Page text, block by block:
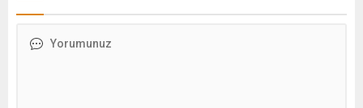
İsrail'in okul saldırılarında